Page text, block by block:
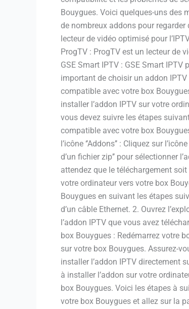
Bouygues. Voici quelques-uns des
de nombreux addons pour
lecteur de vidéo optimisé pour
ProgTV : ProgTV est un lecteur de
GSE Smart IPTV : GSE Smart
important de choisir un addon
compatible avec votre box
installer l’addon IPTV sur votre
vous devez suivre les étapes
compatible avec votre box
l’icône ‘’Addons’’ : Cliquez sur
d’un fichier zip’’ pour sélectionner
attendez que le téléchargement
votre ordinateur vers votre box
Bouygues en suivant les étapes
d’un câble Ethernet. 2. Ouvrez
l’addon IPTV que vous avez
box Bouygues : Redémarrez votre
sur votre box Bouygues. Assurez-
installer l’addon IPTV directement
à installer l’addon sur votre
box Bouygues. Voici les étapes à
votre box Bouygues et allez sur la